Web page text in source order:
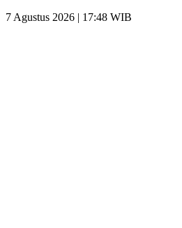
7 Agustus 2026 | 17:48 WIB